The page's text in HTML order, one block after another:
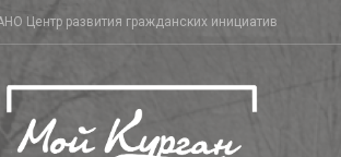
Центр развития гражданских инициатив